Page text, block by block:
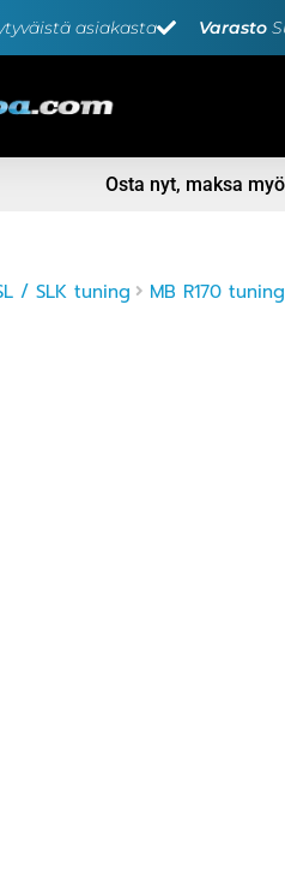
asiakasta Varasto
Osta nyt, maksa
/ SLK tuning MB R170